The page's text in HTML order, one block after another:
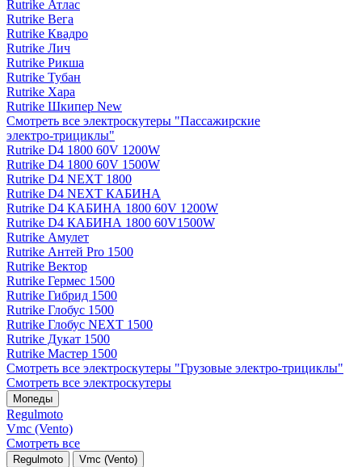
Rutrike Атлас
Rutrike Вега
Rutrike Квадро
Rutrike Лич
Rutrike Рикша
Rutrike Тубан
Rutrike Хара
Rutrike Шкипер New
Смотреть все электро­скутеры "Пассажирские
электро‑трициклы"
Rutrike D4 1800 60V 1200W
Rutrike D4 1800 60V 1500W
Rutrike D4 NEXT 1800
Rutrike D4 NEXT КАБИНА
Rutrike D4 КАБИНА 1800 60V 1200W
Rutrike D4 КАБИНА 1800 60V1500W
Rutrike Амулет
Rutrike Антей Pro 1500
Rutrike Вектор
Rutrike Гермес 1500
Rutrike Гибрид 1500
Rutrike Глобус 1500
Rutrike Глобус NEXT 1500
Rutrike Дукат 1500
Rutrike Мастер 1500
Смотреть все электро­скутеры "Грузовые электро‑трициклы"
Смотреть все электро­скутеры
Мопеды
Regulmoto
Vmc (Vento)
Смотреть все
Regulmoto Vmc (Vento)